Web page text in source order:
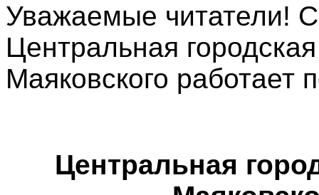
Уважаемые читатели!
Центральная
Маяковского работает
Центральная